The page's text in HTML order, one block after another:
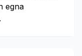
egna